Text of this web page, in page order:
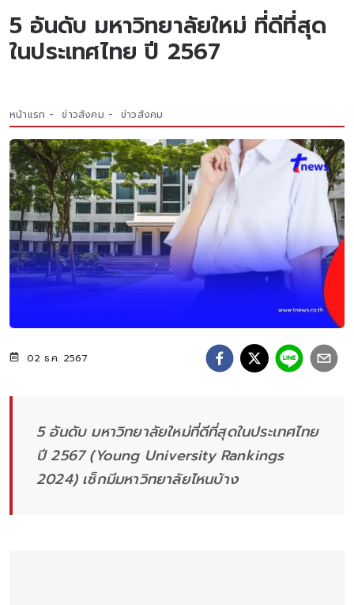
5 อันดับ มหาวิทยาลัยใหม่ ที่ดีที่สุด
ในประเทศไทย ปี 2567
หน้าแรก ข่าวสังคม ข่าวสังคม
02 ธ.ค. 2567
5 อันดับ มหาวิทยาลัยใหม่ที่ดีที่สุดในประเทศไทย
ปี 2567 (Young University Rankings
2024) เช็กมีมหาวิทยาลัยไหนบ้าง